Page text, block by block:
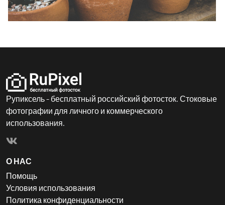
Рупиксель - бесплатный российский фотосток. Стоковые
фотографии для личного и коммерческого
использования.
О НАС
Помощь
Условия использования
Политика конфиденциальности